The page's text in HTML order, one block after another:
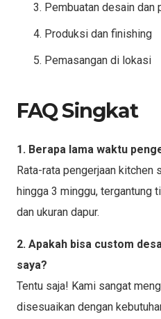
Pembuatan desain dan
Produksi dan finishing
Pemasangan di lokasi
FAQ Singkat
1. Berapa lama waktu
Rata-rata pengerjaan kitchen
hingga 3 minggu, tergantung
dan ukuran dapur.
2. Apakah bisa custom
saya?
Tentu saja! Kami sangat
disesuaikan dengan